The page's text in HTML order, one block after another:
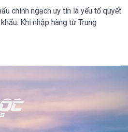
chính ngạch uy tín là yếu tố quyết
Khi nhập hàng từ Trung